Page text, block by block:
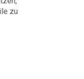
zu